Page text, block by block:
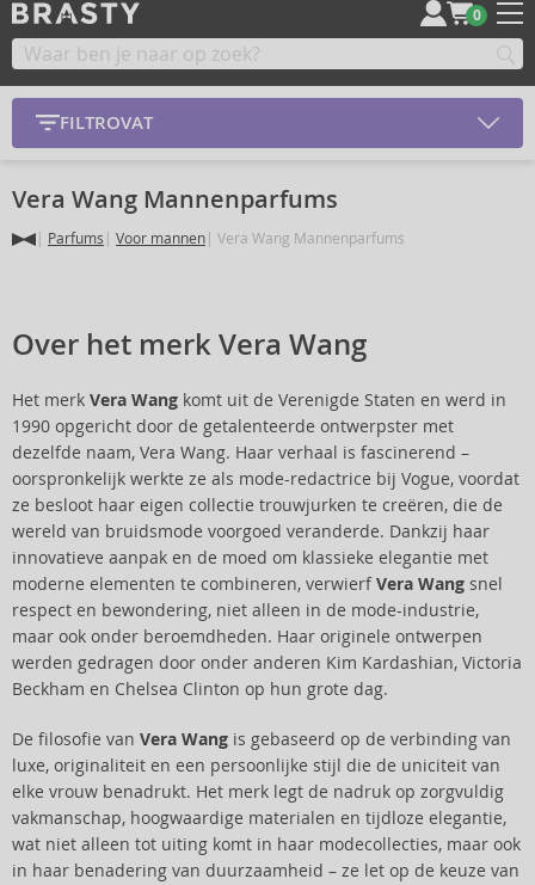
0
FILTROVAT
Vera Wang Mannenparfums
Parfums Voor mannen Vera Wang Mannenparfums
Over het merk Vera Wang
Het merk Vera Wang komt uit de Verenigde Staten en werd in
1990 opgericht door de getalenteerde ontwerpster met
dezelfde naam, Vera Wang. Haar verhaal is fascinerend –
oorspronkelijk werkte ze als mode-redactrice bij Vogue, voordat
ze besloot haar eigen collectie trouwjurken te creëren, die de
wereld van bruidsmode voorgoed veranderde. Dankzij haar
innovatieve aanpak en de moed om klassieke elegantie met
moderne elementen te combineren, verwierfVera Wang snel
respect en bewondering, niet alleen in de mode-industrie,
maar ook onder beroemdheden. Haar originele ontwerpen
werden gedragen door onder anderen Kim Kardashian, Victoria
Beckham en Chelsea Clinton op hun grote dag.
De filosofie van Vera Wang is gebaseerd op de verbinding van
luxe, originaliteit en een persoonlijke stijl die de uniciteit van
elke vrouw benadrukt. Het merk legt de nadruk op zorgvuldig
vakmanschap, hoogwaardige materialen en tijdloze elegantie,
wat niet alleen tot uiting komt in haar modecollecties, maar ook
in haar benadering van duurzaamheid – ze let op de keuze van